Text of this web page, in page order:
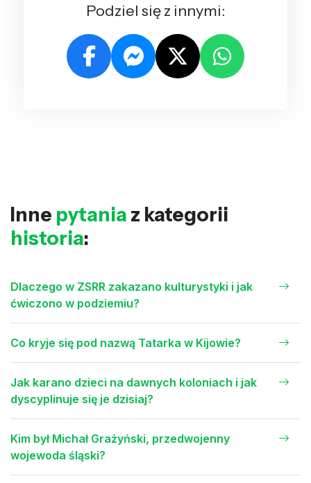
Podziel się z innymi:
Inne pytania z kategorii
historia:
Dlaczego w ZSRR zakazano kulturystyki i jak
ćwiczono w podziemiu?
Co kryje się pod nazwą Tatarka w Kijowie?
Jak karano dzieci na dawnych koloniach i jak
dyscyplinuje się je dzisiaj?
Kim był Michał Grażyński, przedwojenny
wojewoda śląski?